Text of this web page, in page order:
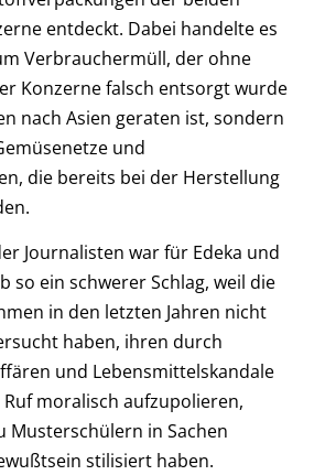
entdeckt. Dabei handelte es
Verbrauchermüll, der ohne
Konzerne falsch entsorgt wurde
nach Asien geraten ist, sondern
und
die bereits bei der Herstellung
Journalisten war für Edeka und
so ein schwerer Schlag, weil die
in den letzten Jahren nicht
haben, ihren durch
und Lebensmittelskandale
moralisch aufzupolieren,
Musterschülern in Sachen
stilisiert haben.